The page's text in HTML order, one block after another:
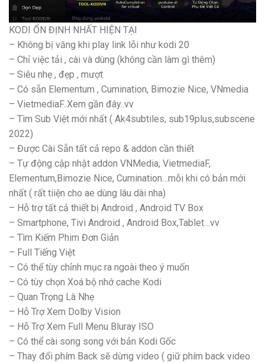
KODI ỔN ĐỊNH NHẤT HIỆN TẠI
– Không bị văng khi play link lỗi như kodi 20
– Chỉ việc tải , cài và dùng (không cần làm gì thêm)
– Siêu nhẹ , đẹp , mượt
– Có sẵn Elementum , Cumination, Bimozie Nice, VNmedia
– VietmediaF..Xem gần đây..vv
– Tìm Sub Việt mới nhất ( Ak4subtiles, sub19plus,subscene
2022)
– Được Cài Sẵn tất cả repo & addon cần thiết
– Tự động cập nhật addon VNMedia, VietmediaF,
Elementum,Bimozie Nice, Cumination…mỗi khi có bản mới
nhất ( rất tiiện cho ae dùng lâu dài nha)
– Hỗ trợ tất cả thiết bị Android , Android TV Box
– Smartphone, Tivi Android , Android Box,Tablet…vv
– Tìm Kiếm Phim Đơn Giản
– Full Tiếng Việt
– Có thể tùy chỉnh mục ra ngoài theo ý muốn
– Có tùy chọn Xoá bộ nhớ cache Kodi
– Quan Trọng Là Nhẹ
– Hỗ Trợ Xem Dolby Vision
– Hỗ Trợ Xem Full Menu Bluray ISO
– Có thể cài song song với bản Kodi Gốc
– Thay đổi phím Back sẽ dừng video ( giữ phím back video